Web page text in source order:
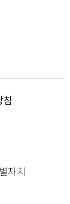
침
자치